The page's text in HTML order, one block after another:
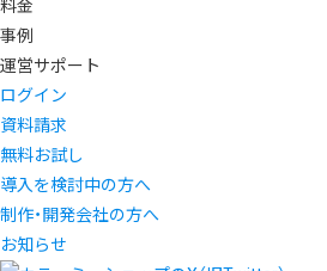
料金
事例
運営サポート
ログイン
資料請求
無料お試し
導入を検討中の方へ
制作・開発会社の方へ
お知らせ